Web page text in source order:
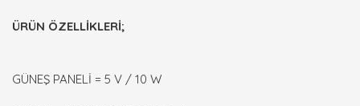
ÜRÜN ÖZELLİKLERİ;
GÜNEŞ PANELİ = 5 V / 10 W